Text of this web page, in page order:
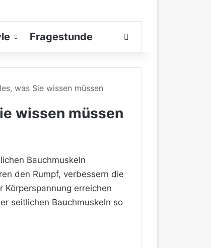
Fragestunde
was Sie wissen müssen
wissen müssen
Bauchmuskeln
den Rumpf, verbessern die
erreichen
seitlichen Bauchmuskeln so